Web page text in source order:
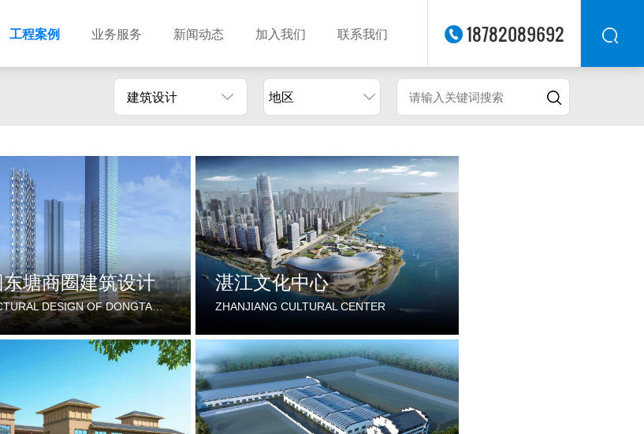
工程案例
市政设计
水利设计
风景园林
土地规划
城乡规划
工程测绘
工程咨询
工程造价
华东
华中
西南
西北
东南
业务服务 新闻动态 加入我们 联系我们 18782089692
建筑设计 地区
塘商圈建筑设计
ARCHITECTURAL DESIGN OF DONGTANG COMMERCIAL CIRCLE IN SHENGYI GARDEN
湛江文化中心
ZHANJIANG CULTURAL CENTER